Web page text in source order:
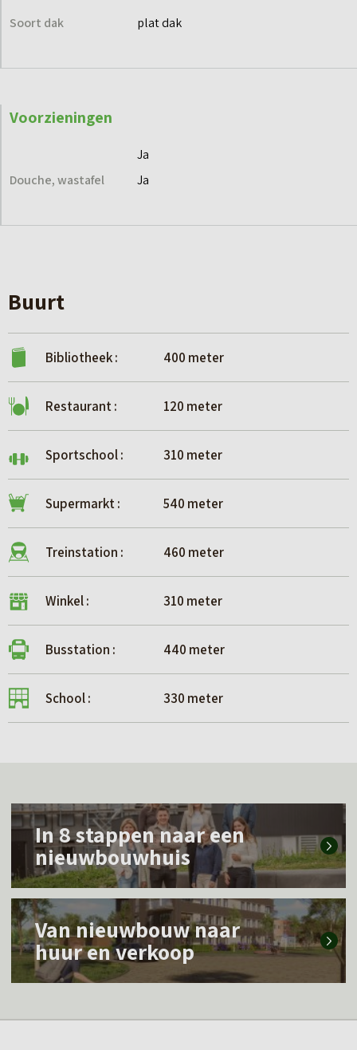
Soort dak plat dak
Voorzieningen
Ja
Douche, wastafel
Ja
Buurt
Bibliotheek : 400 meter
Restaurant : 120 meter
Sportschool : 310 meter
Supermarkt : 540 meter
Treinstation : 460 meter
Winkel : 310 meter
Busstation : 440 meter
School : 330 meter
L
s
m
e
o
In 8 stappen naar een
nieuwbouwhuis
L
e
s
Van nieuwbouw naar
huur en verkoop